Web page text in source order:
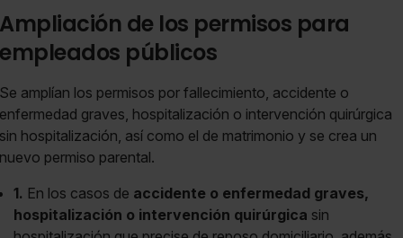
Ampliación de los permisos para
empleados públicos
Se amplían los permisos por fallecimiento, accidente o
enfermedad graves, hospitalización o intervención quirúrgica
sin hospitalización, así como el de matrimonio y se crea un
nuevo permiso parental.
1. En los casos de accidente o enfermedad graves,
hospitalización o intervención quirúrgica sin